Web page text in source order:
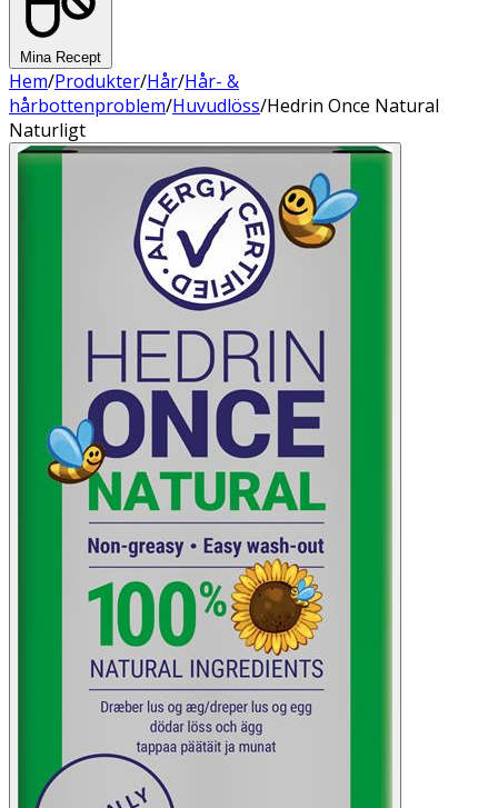
Mina Recept
Hem/Produkter/Hår/Hår- &
hårbottenproblem/Huvudlöss/Hedrin Once Natural
Naturligt